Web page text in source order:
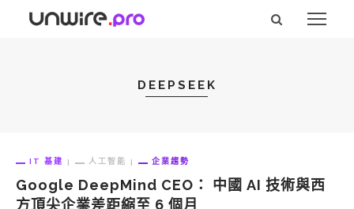
DEEPSEEK
IT 基建 人工智能 企業趨勢
Google DeepMind CEO： 中國 AI 技術與西
方頂尖企業差距縮至 6 個月